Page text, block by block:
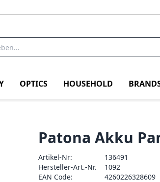
OPTICS HOUSEHOLD
Patona Akku
Artikel-Nr:
136491
Hersteller-Art.-Nr.
1092
EAN Code:
4260226328609